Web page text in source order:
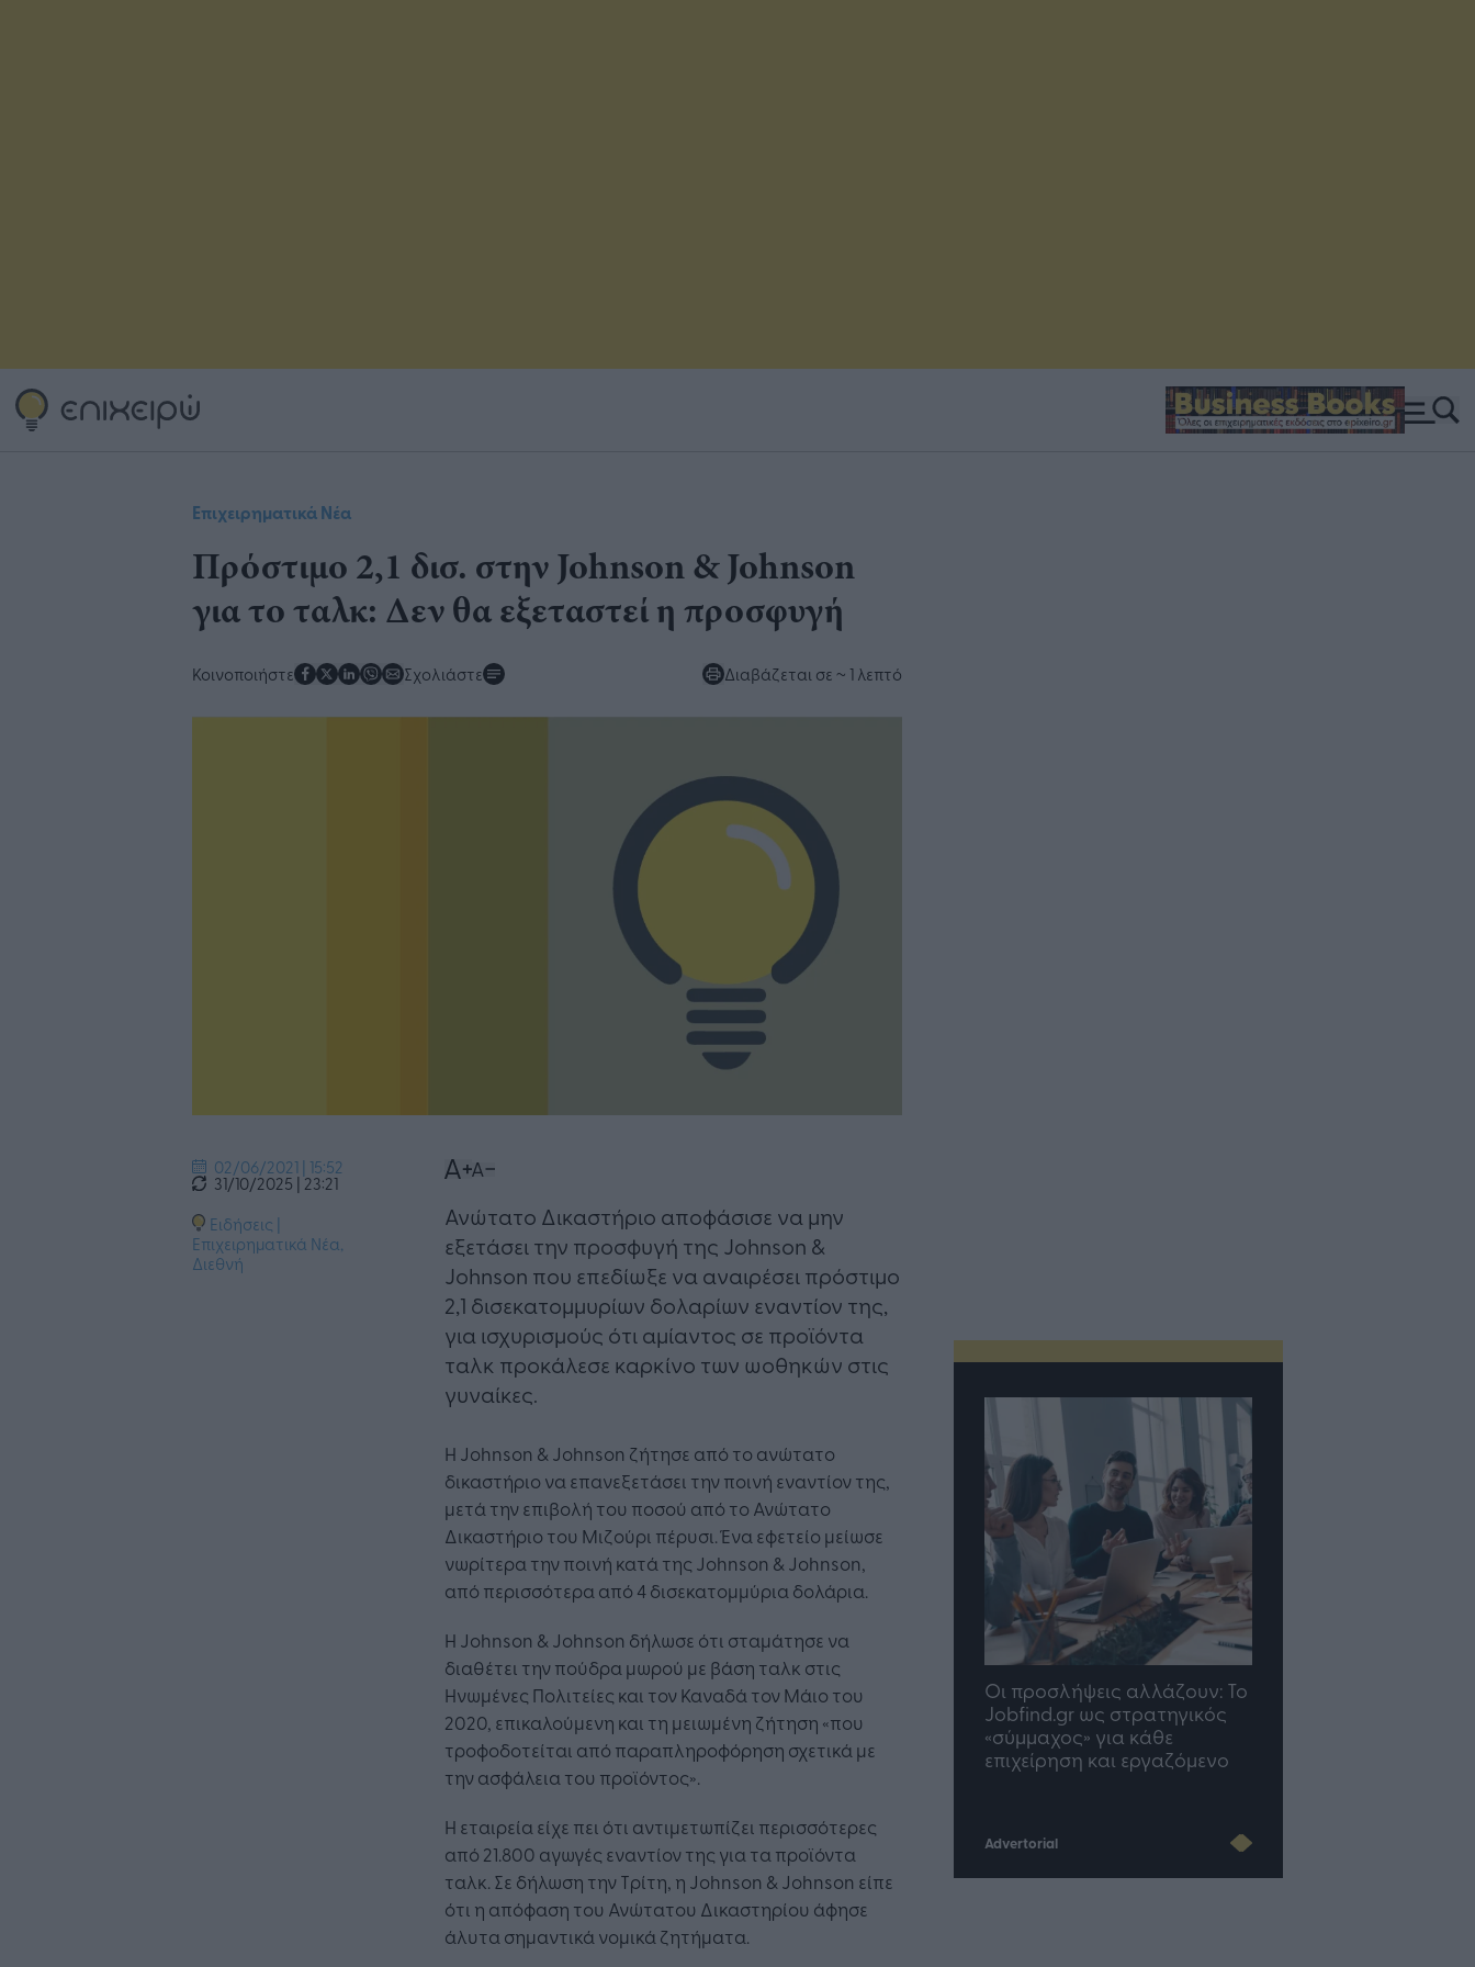
Επιχειρηματικά Νέα
Πρόστιμο 2,1 δισ. στην Johnson & Johnson
για το ταλκ: Δεν θα εξεταστεί η προσφυγή
Κοινοποιήστε Σχολιάστε Διαβάζεται σε ~ 1 λεπτό
02/06/2021 | 15:52
31/10/2025 | 23:21
Ειδήσεις |
Επιχειρηματικά Νέα,
Διεθνή
Ανώτατο Δικαστήριο αποφάσισε να μην
εξετάσει την προσφυγή της Johnson &
Johnson που επεδίωξε να αναιρέσει πρόστιμο
2,1 δισεκατομμυρίων δολαρίων εναντίον της,
για ισχυρισμούς ότι αμίαντος σε προϊόντα
ταλκ προκάλεσε καρκίνο των ωοθηκών στις
γυναίκες.
Η Johnson & Johnson ζήτησε από το ανώτατο
δικαστήριο να επανεξετάσει την ποινή εναντίον της,
μετά την επιβολή του ποσού από το Ανώτατο
Δικαστήριο του Μιζούρι πέρυσι. Ένα εφετείο μείωσε
νωρίτερα την ποινή κατά της Johnson & Johnson,
από περισσότερα από 4 δισεκατομμύρια δολάρια.
Η Johnson & Johnson δήλωσε ότι σταμάτησε να
διαθέτει την πούδρα μωρού με βάση ταλκ στις
Ηνωμένες Πολιτείες και τον Καναδά τον Μάιο του
2020, επικαλούμενη και τη μειωμένη ζήτηση «που
τροφοδοτείται από παραπληροφόρηση σχετικά με
την ασφάλεια του προϊόντος».
Η εταιρεία είχε πει ότι αντιμετωπίζει περισσότερες
από 21.800 αγωγές εναντίον της για τα προϊόντα
ταλκ. Σε δήλωση την Τρίτη, η Johnson & Johnson είπε
ότι η απόφαση του Ανώτατου Δικαστηρίου άφησε
άλυτα σημαντικά νομικά ζητήματα.
Η Τεχνητή Νοημοσύνη: το νέο
λειτουργικό σύστημα της
επιχείρησης
Οι προσλήψεις αλλάζουν: To
Jobfind.gr ως στρατηγικός
«σύμμαχος» για κάθε
επιχείρηση και εργαζόμενο
Advertorial